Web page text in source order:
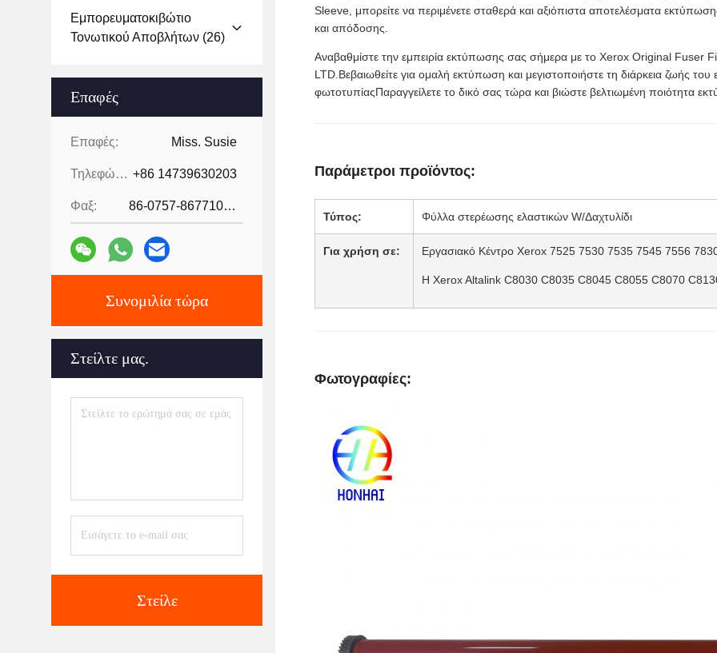
Εμπορευματοκιβώτιο
Τονωτικού Αποβλήτων (26)
Επαφές
Επαφές: Miss. Susie
Τηλεφώνημα: +86 14739630203
Φαξ: 86-0757-86771039
Συνομιλία τώρα
Στείλτε μας.
Στείλε
Sleeve, μπορείτε να περιμένετε σταθερά και αξιόπιστα αποτελέσματα
και απόδοσης.
Αναβαθμίστε την εμπειρία εκτύπωσης σας σήμερα με το Xerox Original Fuser
LTD.Βεβαιωθείτε για ομαλή εκτύπωση και μεγιστοποιήστε τη διάρκεια ζωής
φωτοτυπίαςΠαραγγείλετε το δικό σας τώρα και βιώστε βελτιωμένη ποιότητα
Παράμετροι προϊόντος:
Τύπος: Φύλλα στερέωσης ελαστικών W/Δαχτυλίδι
Για χρήση σε: Εργασιακό Κέντρο Xerox 7525 7530 7535 7545 7556
Η Xerox Altalink C8030 C8035 C8045 C8055 C8070
Φωτογραφίες: